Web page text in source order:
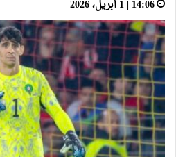
14:06 | 1 أبريل، 2026